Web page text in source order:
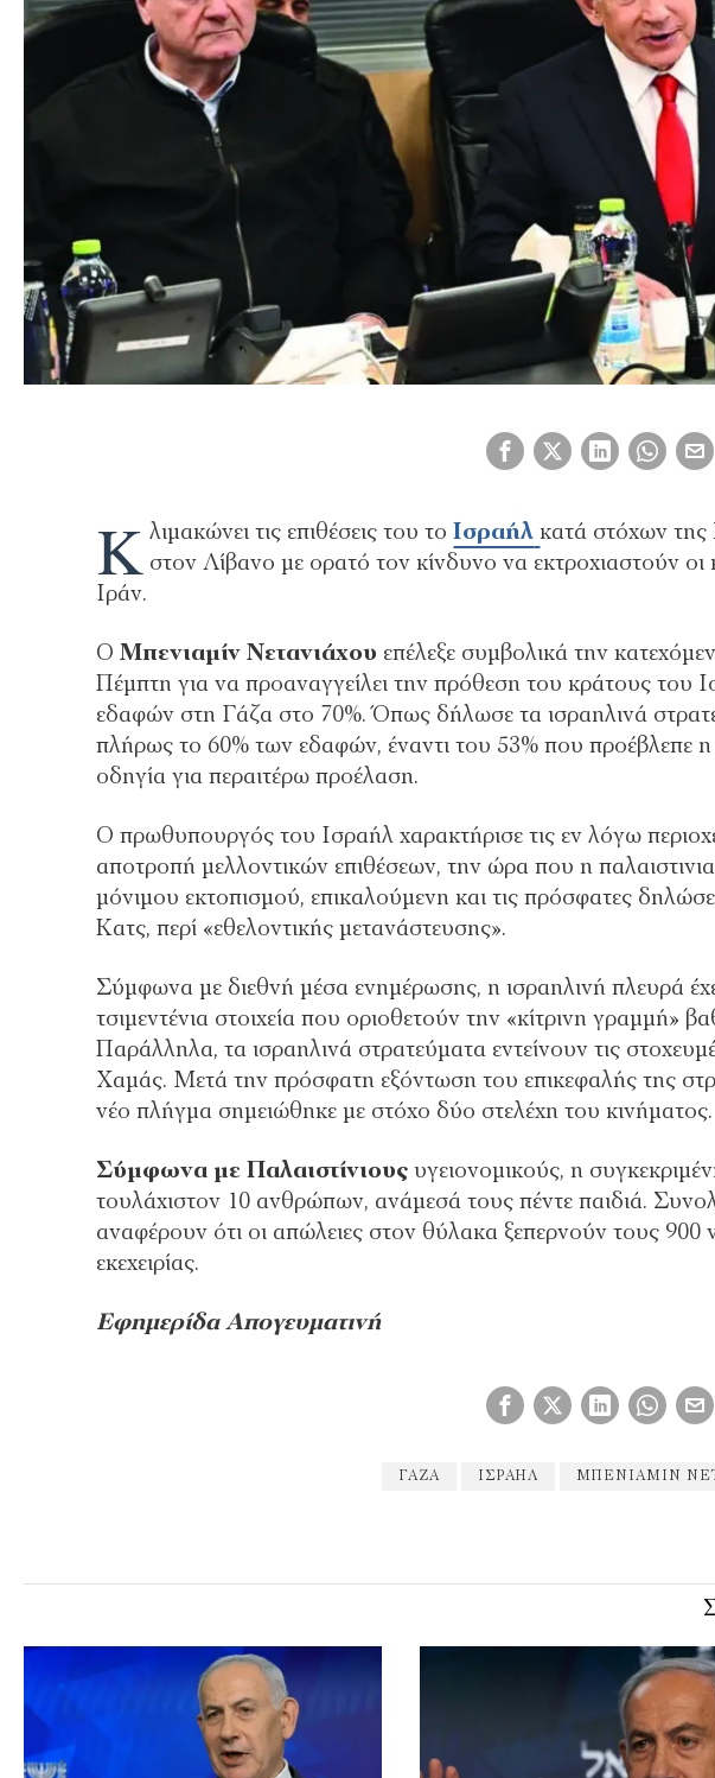
Κ λιμακώνει τις επιθέσεις του τοΙσραήλ κατά στόχων της
στον Λίβανο με ορατό τον κίνδυνο να εκτροχιαστούν
Ιράν.
Ο Μπενιαμίν Νετανιάχου επέλεξε συμβολικά την
Πέμπτη για να προαναγγείλει την πρόθεση του κράτους του
εδαφών στη Γάζα στο 70%. Όπως δήλωσε τα ισραηλινά
πλήρως το 60% των εδαφών, έναντι του 53% που προέβλεπε
οδηγία για περαιτέρω προέλαση.
Ο πρωθυπουργός του Ισραήλ χαρακτήρισε τις εν λόγω
αποτροπή μελλοντικών επιθέσεων, την ώρα που η
μόνιμου εκτοπισμού, επικαλούμενη και τις πρόσφατες
Κατς, περί «εθελοντικής μετανάστευσης».
Σύμφωνα με διεθνή μέσα ενημέρωσης, η ισραηλινή πλευρά
τσιμεντένια στοιχεία που οριοθετούν την «κίτρινη γραμμή»
Παράλληλα, τα ισραηλινά στρατεύματα εντείνουν τις
Χαμάς. Μετά την πρόσφατη εξόντωση του επικεφαλής της
νέο πλήγμα σημειώθηκε με στόχο δύο στελέχη του κινήματος.
Σύμφωνα με Παλαιστίνιουςυγειονομικούς, η
τουλάχιστον 10 ανθρώπων, ανάμεσά τους πέντε παιδιά.
αναφέρουν ότι οι απώλειες στον θύλακα ξεπερνούν τους 900
εκεχειρίας.
Εφημερίδα Απογευματινή
ΓΑΖΑ ΙΣΡΑΉΛ ΜΠΕΝΙΑΜΊΝ